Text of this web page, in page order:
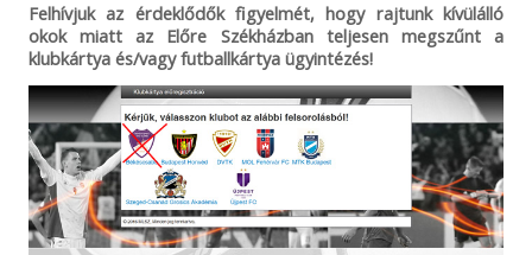
Felhívjuk az érdeklődők figyelmét, hogy rajtunk kívülálló
okok miatt az Előre Székházban teljesen megszűnt a
klubkártya és/vagy futballkártya ügyintézés!